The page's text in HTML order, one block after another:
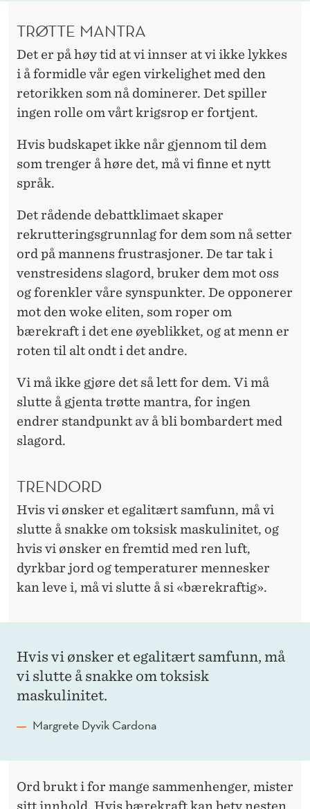
TRØTTE MANTRA
Det er på høy tid at vi innser at vi ikke lykkes
i å formidle vår egen virkelighet med den
retorikken som nå dominerer. Det spiller
ingen rolle om vårt krigsrop er fortjent.
Hvis budskapet ikke når gjennom til dem
som trenger å høre det, må vi finne et nytt
språk.
Det rådende debattklimaet skaper
rekrutteringsgrunnlag for dem som nå setter
ord på mannens frustrasjoner. De tar tak i
venstresidens slagord, bruker dem mot oss
og forenkler våre synspunkter. De opponerer
mot den woke eliten, som roper om
bærekraft i det ene øyeblikket, og at menn er
roten til alt ondt i det andre.
Vi må ikke gjøre det så lett for dem. Vi må
slutte å gjenta trøtte mantra, for ingen
endrer standpunkt av å bli bombardert med
slagord.
TRENDORD
Hvis vi ønsker et egalitært samfunn, må vi
slutte å snakke omtoksisk maskulinitet, og
hvis vi ønsker en fremtid med ren luft,
dyrkbar jord og temperaturer mennesker
kan leve i, må vi slutte å si «bærekraftig».
Hvis vi ønsker et egalitært samfunn, må
vi slutte å snakke om toksisk
maskulinitet.
Margrete Dyvik Cardona
Ord brukt i for mange sammenhenger, mister